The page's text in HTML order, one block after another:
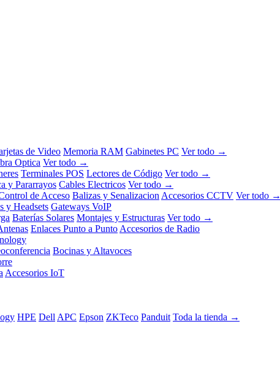
de Video Memoria RAM Gabinetes PC Ver todo →
Optica Ver todo →
Terminales POS Lectores de Código Ver todo →
y Pararrayos Cables Electricos Ver todo →
de Acceso Balizas y Senalizacion Accesorios CCTV Ver todo →
y Headsets Gateways VoIP
Baterías Solares Montajes y Estructuras Ver todo →
Enlaces Punto a Punto Accesorios de Radio
Bocinas y Altavoces
Accesorios IoT
HPE Dell APC Epson ZKTeco Panduit Toda la tienda →